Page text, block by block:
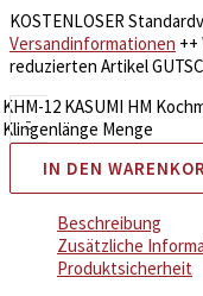
KOSTENLOSER
Versandinformationen ++
reduzierten Artikel
-
KHM-12 KASUMI HM
Klingenlänge Menge
IN DEN
Beschreibung
Zusätzliche
Produktsicherheit